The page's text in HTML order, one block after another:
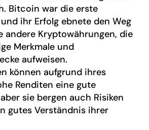
Bitcoin war die erste
ihr Erfolg ebnete den Weg
andere Kryptowährungen, die
Merkmale und
aufweisen.
können aufgrund ihres
Renditen eine gute
sie bergen auch Risiken
gutes Verständnis ihrer